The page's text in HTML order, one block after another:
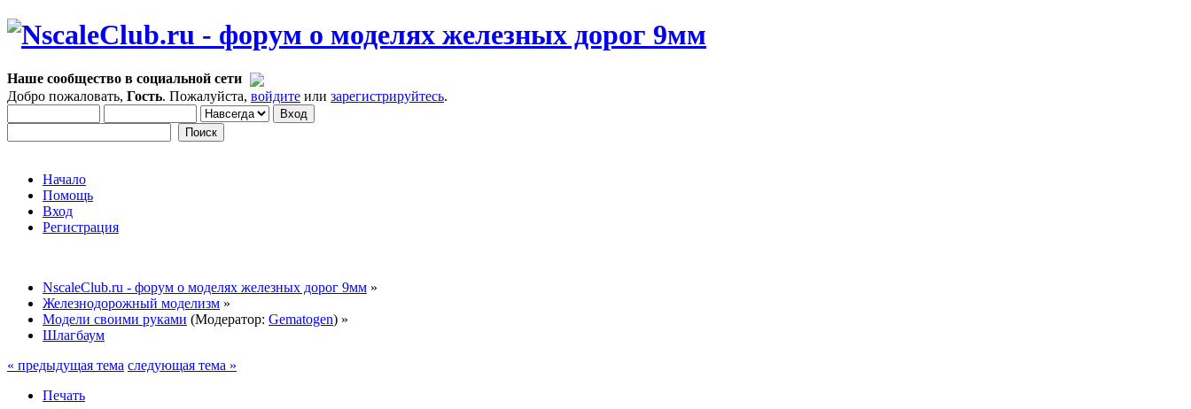
Наше сообщество в социальной сети
Добро пожаловать, Гость. Пожалуйста, войдите или зарегистрируйтесь.
Начало
Помощь
Вход
Регистрация
NscaleClub.ru - форум о моделях железных дорог 9мм »
Железнодорожный моделизм »
Модели своими руками (Модератор: Gematogen) »
Шлагбаум
« предыдущая тема следующая тема »
Печать